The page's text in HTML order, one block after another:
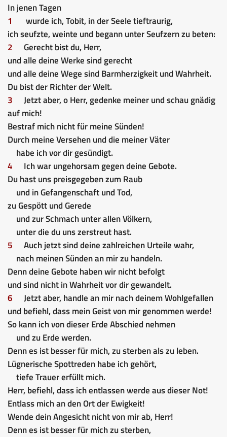
In jenen Tagen
1
wurde ich, Tobit, in der Seele tieftraurig,
ich seufzte, weinte und begann unter Seufzern zu beten:
2
Gerecht bist du, Herr,
und alle deine Werke sind gerecht
und alle deine Wege sind Barmherzigkeit und Wahrheit.
Du bist der Richter der Welt.
3
Jetzt aber, o Herr, gedenke meiner und schau gnädig
auf mich!
Bestraf mich nicht für meine Sünden!
Durch meine Versehen und die meiner Väter
habe ich vor dir gesündigt.
4
Ich war ungehorsam gegen deine Gebote.
Du hast uns preisgegeben zum Raub
und in Gefangenschaft und Tod,
zu Gespött und Gerede
und zur Schmach unter allen Völkern,
unter die du uns zerstreut hast.
5
Auch jetzt sind deine zahlreichen Urteile wahr,
nach meinen Sünden an mir zu handeln.
Denn deine Gebote haben wir nicht befolgt
und sind nicht in Wahrheit vor dir gewandelt.
6
Jetzt aber, handle an mir nach deinem Wohlgefallen
und befiehl, dass mein Geist von mir genommen werde!
So kann ich von dieser Erde Abschied nehmen
und zu Erde werden.
Denn es ist besser für mich, zu sterben als zu leben.
Lügnerische Spottreden habe ich gehört,
tiefe Trauer erfüllt mich.
Herr, befiehl, dass ich entlassen werde aus dieser Not!
Entlass mich an den Ort der Ewigkeit!
Wende dein Angesicht nicht von mir ab, Herr!
Denn es ist besser für mich zu sterben,